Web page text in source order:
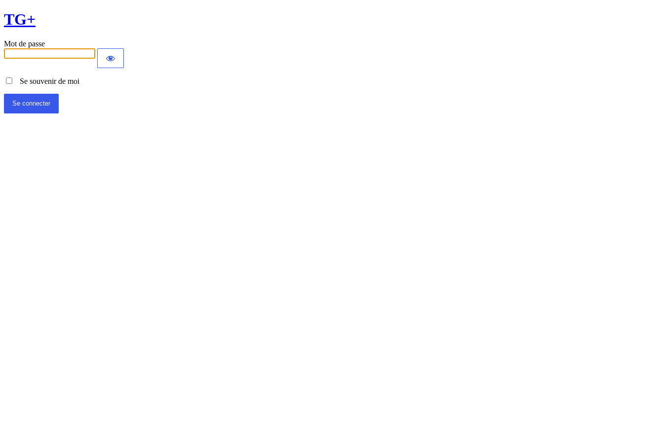
TG+
Mot de passe
Se souvenir de moi